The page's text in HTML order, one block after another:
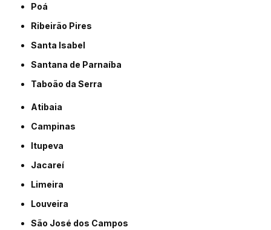
Poá
Ribeirão Pires
Santa Isabel
Santana de Parnaíba
Taboão da Serra
Atibaia
Campinas
Itupeva
Jacareí
Limeira
Louveira
São José dos Campos